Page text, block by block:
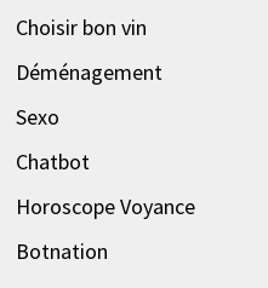
Choisir bon vin
Déménagement
Sexo
Chatbot
Horoscope Voyance
Botnation